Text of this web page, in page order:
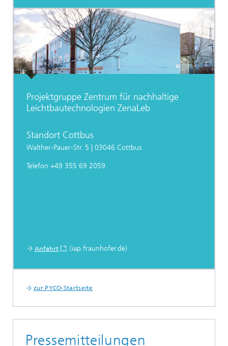
Projektgruppe Zentrum für nachhaltige
Leichtbautechnologien ZenaLeb
Standort Cottbus
Walther-Pauer-Str. 5 | 03046 Cottbus
Telefon +49 355 69 2059
Anfahrt (iap.fraunhofer.de)
zur PYCO-Startseite
Pressemitteilungen